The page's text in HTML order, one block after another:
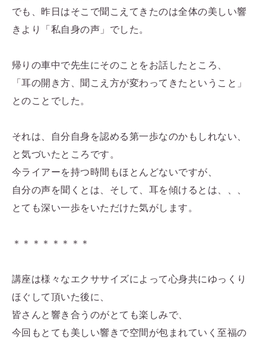
でも、昨日はそこで聞こえてきたのは全体の美しい響
きより「私自身の声」でした。
帰りの車中で先生にそのことをお話したところ、
「耳の開き方、聞こえ方が変わってきたということ」
とのことでした。
それは、自分自身を認める第一歩なのかもしれない、
と気づいたところです。
今ライアーを持つ時間もほとんどないですが、
自分の声を聞くとは、そして、耳を傾けるとは、、、
とても深い一歩をいただけた気がします。
＊＊＊＊＊＊＊＊
講座は様々なエクササイズによって心身共にゆっくり
ほぐして頂いた後に、
皆さんと響き合うのがとても楽しみで、
今回もとても美しい響きで空間が包まれていく至福の